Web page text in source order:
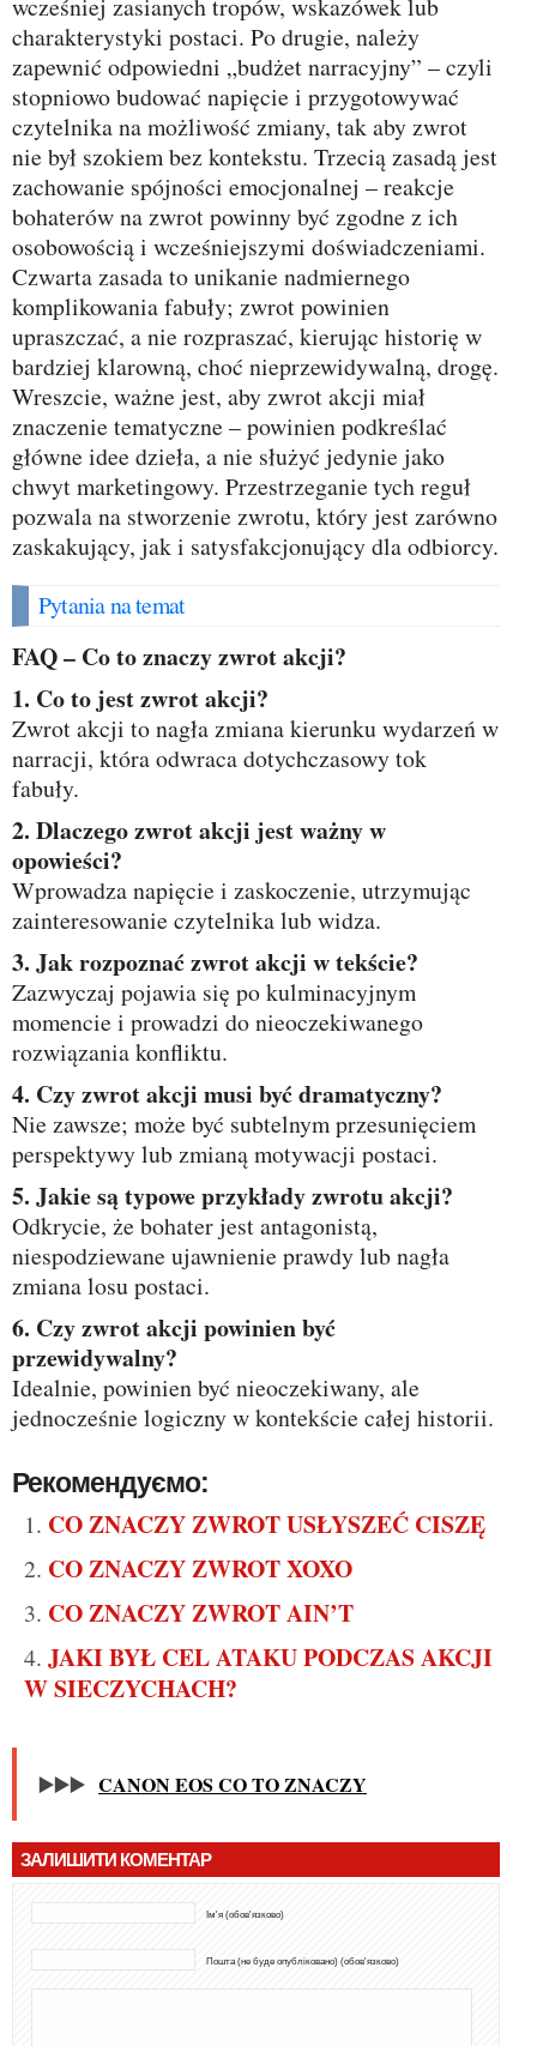
wcześniej zasianych tropów, wskazówek lub
charakterystyki postaci. Po drugie, należy
zapewnić odpowiedni „budżet narracyjny” – czyli
stopniowo budować napięcie i przygotowywać
czytelnika na możliwość zmiany, tak aby zwrot
nie był szokiem bez kontekstu. Trzecią zasadą jest
zachowanie spójności emocjonalnej – reakcje
bohaterów na zwrot powinny być zgodne z ich
osobowością i wcześniejszymi doświadczeniami.
Czwarta zasada to unikanie nadmiernego
komplikowania fabuły; zwrot powinien
upraszczać, a nie rozpraszać, kierując historię w
bardziej klarowną, choć nieprzewidywalną, drogę.
Wreszcie, ważne jest, aby zwrot akcji miał
znaczenie tematyczne – powinien podkreślać
główne idee dzieła, a nie służyć jedynie jako
chwyt marketingowy. Przestrzeganie tych reguł
pozwala na stworzenie zwrotu, który jest zarówno
zaskakujący, jak i satysfakcjonujący dla odbiorcy.
Pytania na temat
FAQ – Co to znaczy zwrot akcji?
1. Co to jest zwrot akcji?
Zwrot akcji to nagła zmiana kierunku wydarzeń w
narracji, która odwraca dotychczasowy tok
fabuły.
2. Dlaczego zwrot akcji jest ważny w
opowieści?
Wprowadza napięcie i zaskoczenie, utrzymując
zainteresowanie czytelnika lub widza.
3. Jak rozpoznać zwrot akcji w tekście?
Zazwyczaj pojawia się po kulminacyjnym
momencie i prowadzi do nieoczekiwanego
rozwiązania konfliktu.
4. Czy zwrot akcji musi być dramatyczny?
Nie zawsze; może być subtelnym przesunięciem
perspektywy lub zmianą motywacji postaci.
5. Jakie są typowe przykłady zwrotu akcji?
Odkrycie, że bohater jest antagonistą,
niespodziewane ujawnienie prawdy lub nagła
zmiana losu postaci.
6. Czy zwrot akcji powinien być
przewidywalny?
Idealnie, powinien być nieoczekiwany, ale
jednocześnie logiczny w kontekście całej historii.
Рекомендуємо:
CO ZNACZY ZWROT USŁYSZEĆ CISZĘ
CO ZNACZY ZWROT XOXO
CO ZNACZY ZWROT AIN’T
JAKI BYŁ CEL ATAKU PODCZAS AKCJI
W SIECZYCHACH?
▶️▶️▶️ CANON EOS CO TO ZNACZY
ЗАЛИШИТИ КОМЕНТАР
Ім'я (обов'язково)
Пошта (не буде опубліковано) (обов'язково)